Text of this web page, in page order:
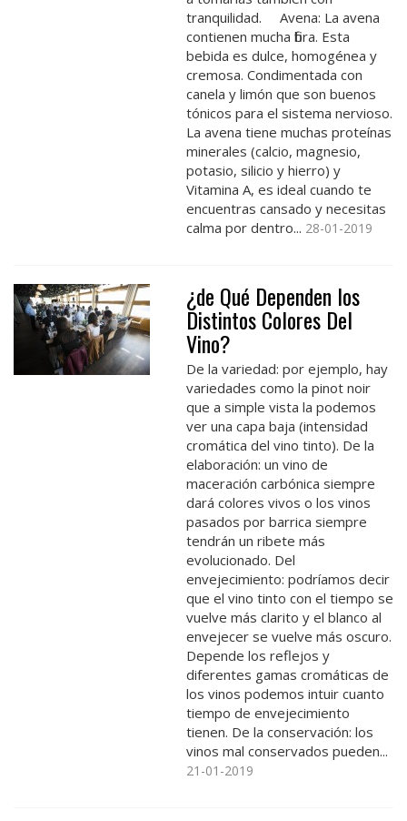
tranquilidad. Avena: La avena
contienen mucha fibra. Esta
bebida es dulce, homogénea y
cremosa. Condimentada con
canela y limón que son buenos
tónicos para el sistema nervioso.
La avena tiene muchas proteínas
minerales (calcio, magnesio,
potasio, silicio y hierro) y
Vitamina A, es ideal cuando te
encuentras cansado y necesitas
calma por dentro... 28-01-2019
¿de Qué Dependen los
Distintos Colores Del
Vino?
De la variedad: por ejemplo, hay
variedades como la pinot noir
que a simple vista la podemos
ver una capa baja (intensidad
cromática del vino tinto). De la
elaboración: un vino de
maceración carbónica siempre
dará colores vivos o los vinos
pasados por barrica siempre
tendrán un ribete más
evolucionado. Del
envejecimiento: podríamos decir
que el vino tinto con el tiempo se
vuelve más clarito y el blanco al
envejecer se vuelve más oscuro.
Depende los reflejos y
diferentes gamas cromáticas de
los vinos podemos intuir cuanto
tiempo de envejecimiento
tienen. De la conservación: los
vinos mal conservados pueden...
21-01-2019